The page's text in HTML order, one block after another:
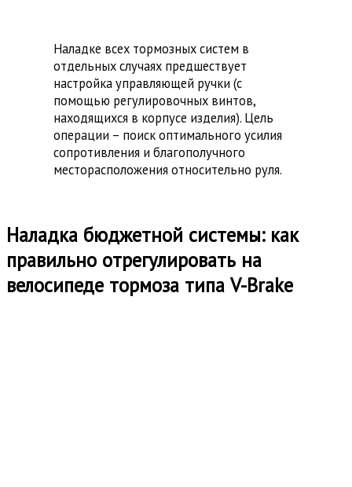
Наладке всех тормозных систем в
отдельных случаях предшествует
настройка управляющей ручки (с
помощью регулировочных винтов,
находящихся в корпусе изделия). Цель
операции – поиск оптимального усилия
сопротивления и благополучного
месторасположения относительно руля.
Наладка бюджетной системы: как
правильно отрегулировать на
велосипеде тормоза типа V-Brake